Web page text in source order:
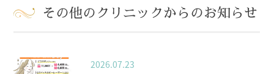
その他のクリニックからのお知らせ
2026.07.23